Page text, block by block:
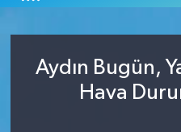
Aydın Bugün,
Hava
Türkiye
Haber Arşivi